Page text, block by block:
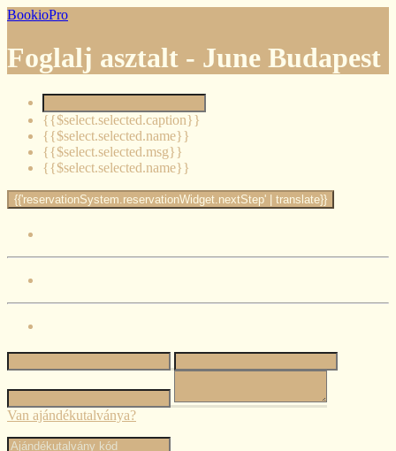
BookioPro
Foglalj asztalt - June Budapest
{{$select.selected.caption}}
{{$select.selected.name}}
{{$select.selected.msg}}
{{$select.selected.name}}
Van ajándékutalványa?